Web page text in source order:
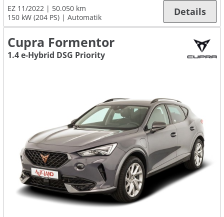
EZ 11/2022
50.050 km
150 kW (204 PS)
Automatik Details
Cupra Formentor
1.4 e-Hybrid DSG Priority